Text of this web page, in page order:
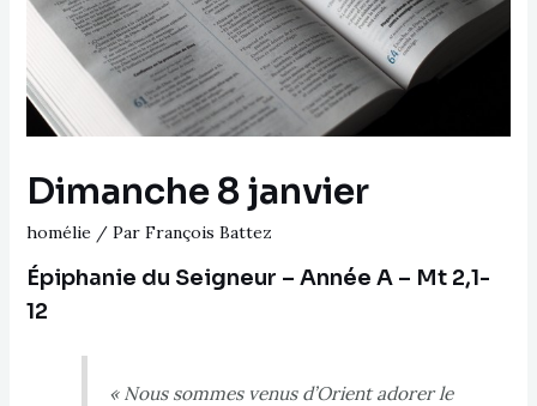
Dimanche 8 janvier
homélie/ Par François Battez
Épiphanie du Seigneur – Année A – Mt 2,1-
12
« Nous sommes venus d’Orient adorer le